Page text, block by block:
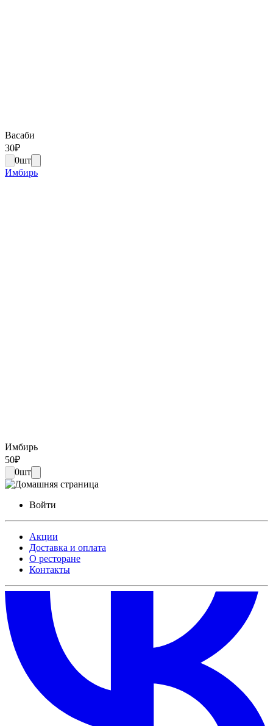
Васаби
30₽
0шт
Имбирь
Имбирь
50₽
0шт
Войти
Акции
Доставка и оплата
О ресторане
Контакты